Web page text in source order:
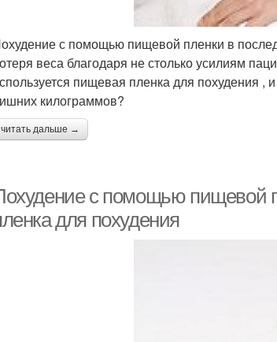
с помощью пищевой пленки в
веса благодаря не столько усилиям
пищевая пленка для похудения
килограммов?
читать дальше →
с помощью пищевой
для похудения